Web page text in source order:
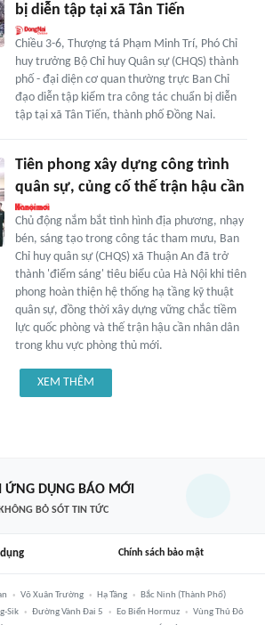
bị diễn tập tại xã Tân Tiến
Chiều 3-6, Thượng tá Phạm Minh Trí, Phó Chỉ
huy trưởng Bộ Chỉ huy Quân sự (CHQS) thành
phố - đại diện cơ quan thường trực Ban Chỉ
đạo diễn tập kiểm tra công tác chuẩn bị diễn
tập tại xã Tân Tiến, thành phố Đồng Nai.
Tiên phong xây dựng công trình
quân sự, củng cố thế trận hậu cần
Chủ động nắm bắt tình hình địa phương, nhạy
bén, sáng tạo trong công tác tham mưu, Ban
Chỉ huy quân sự (CHQS) xã Thuận An đã trở
thành 'điểm sáng' tiêu biểu của Hà Nội khi tiên
phong hoàn thiện hệ thống hạ tầng kỹ thuật
quân sự, đồng thời xây dựng vững chắc tiềm
lực quốc phòng và thế trận hậu cần nhân dân
trong khu vực phòng thủ mới.
XEM THÊM
ỨNG DỤNG BÁO MỚI
BỎ SÓT TIN TỨC
Chính sách bảo mật
Võ Xuân Trường Hạ Tầng
Bắc Ninh (thành Phố)
Sik Đường Vành Đai 5 Eo Biển Hormuz
Vùng Thủ Đô